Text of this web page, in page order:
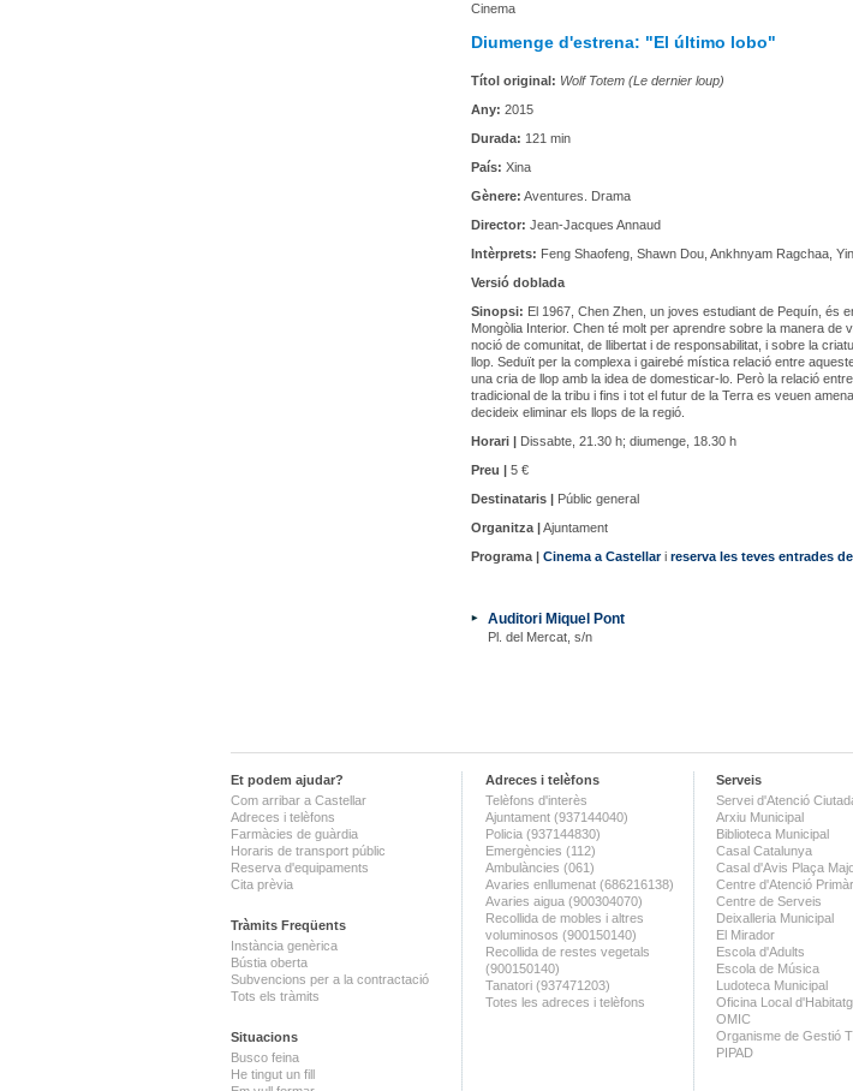
Cinema
Diumenge d'estrena: "El último lobo"
Títol original: Wolf Totem (Le dernier loup)
Any: 2015
Durada: 121 min
País: Xina
Gènere: Aventures. Drama
Director: Jean-Jacques Annaud
Intèrprets: Feng Shaofeng, Shawn Dou, Ankhnyam Ragchaa,
Versió doblada
Sinopsi: El 1967, Chen Zhen, un joves estudiant de Pequín, és
Mongòlia Interior. Chen té molt per aprendre sobre la manera de
noció de comunitat, de llibertat i de responsabilitat, i sobre la
llop. Seduït per la complexa i gairebé mística relació entre
una cria de llop amb la idea de domesticar-lo. Però la relació
tradicional de la tribu i fins i tot el futur de la Terra es veuen
decideix eliminar els llops de la regió.
Horari | Dissabte, 21.30 h; diumenge, 18.30 h
Preu | 5 €
Destinataris | Públic general
Organitza |Ajuntament
Programa | Cinema a Castellari reserva les teves entrades
Auditori Miquel Pont
Pl. del Mercat, s/n
Et podem ajudar?
Com arribar a Castellar
Adreces i telèfons
Farmàcies de guàrdia
Horaris de transport públic
Reserva d'equipaments
Cita prèvia
Tràmits Freqüents
Instància genèrica
Bústia oberta
Subvencions per a la contractació
Tots els tràmits
Situacions
Busco feina
He tingut un fill
Adreces i telèfons
Telèfons d'interès
Ajuntament (937144040)
Policia (937144830)
Emergències (112)
Ambulàncies (061)
Avaries enllumenat (686216138)
Avaries aigua (900304070)
Recollida de mobles i altres
voluminosos (900150140)
Recollida de restes vegetals
(900150140)
Tanatori (937471203)
Totes les adreces i telèfons
Serveis
Servei d'Atenció
Arxiu Municipal
Biblioteca Municipal
Casal Catalunya
Casal d'Avis Plaça
Centre d'Atenció
Centre de Serveis
Deixalleria Municipal
El Mirador
Escola d'Adults
Escola de Música
Ludoteca Municipal
Oficina Local
OMIC
Organisme de Gestió
PIPAD